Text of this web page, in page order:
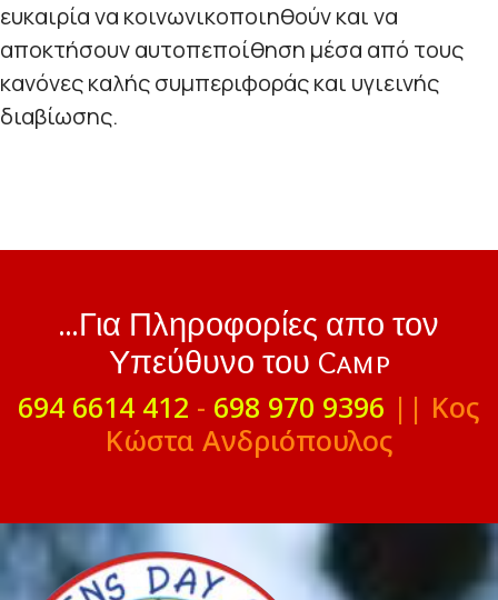
ευκαιρία να κοινωνικοποιηθούν και να
αποκτήσουν αυτοπεποίθηση μέσα από τους
κανόνες καλής συμπεριφοράς και υγιεινής
διαβίωσης.
...Για Πληροφορίες απο τον
Υπεύθυνο του Camp
694 6614 412 - 698 970 9396 || Κος
Κώστα Ανδριόπουλος